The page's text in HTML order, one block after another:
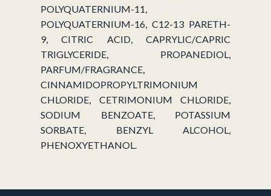
POLYQUATERNIUM-11,
POLYQUATERNIUM-16, C12-13 PARETH-
9, CITRIC ACID, CAPRYLIC/CAPRIC
TRIGLYCERIDE, PROPANEDIOL,
PARFUM/FRAGRANCE,
CINNAMIDOPROPYLTRIMONIUM
CHLORIDE, CETRIMONIUM CHLORIDE,
SODIUM BENZOATE, POTASSIUM
SORBATE, BENZYL ALCOHOL,
PHENOXYETHANOL.